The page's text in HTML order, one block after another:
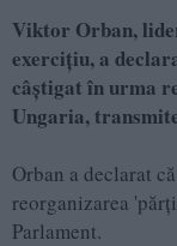
Viktor Orban,
exercițiu, a
câștigat în urma
Ungaria,
Orban a declarat
reorganizarea
Parlament.